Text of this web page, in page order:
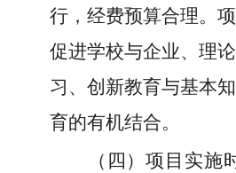
行，经费预算合理。
促进学校与企业、理
习、创新教育与基本
育的有机结合。
（四）项目实施